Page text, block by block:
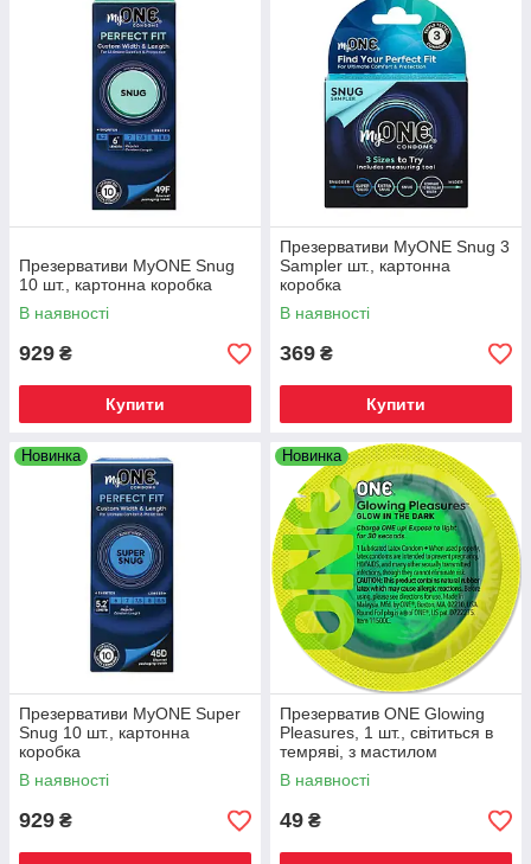
Презервативи MyONE Snug
10 шт., картонна коробка
В наявності
929 ₴
Купити
Презервативи MyONE Snug 3
Sampler шт., картонна
коробка
В наявності
369 ₴
Купити
Новинка
Презервативи MyONE Super
Snug 10 шт., картонна
коробка
В наявності
929 ₴
Новинка
Презерватив ONE Glowing
Pleasures, 1 шт., світиться в
темряві, з мастилом
В наявності
49 ₴